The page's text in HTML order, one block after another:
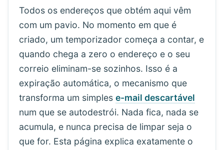
Todos os endereços que obtém aqui vêm
com um pavio. No momento em que é
criado, um temporizador começa a contar, e
quando chega a zero o endereço e o seu
correio eliminam-se sozinhos. Isso é a
expiração automática, o mecanismo que
transforma um simples e-mail descartável
num que se autodestrói. Nada fica, nada se
acumula, e nunca precisa de limpar seja o
que for. Esta página explica exatamente o